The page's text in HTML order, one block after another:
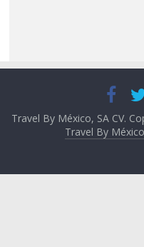
Travel By México, SA CV.
Travel By México